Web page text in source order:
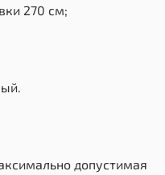
270 см;
допустимая